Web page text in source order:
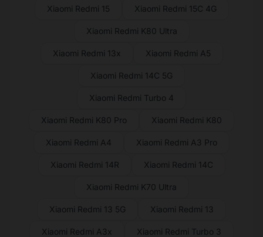
Xiaomi Redmi 15 Xiaomi Redmi 15C 4G
Xiaomi Redmi K80 Ultra
Xiaomi Redmi 13x Xiaomi Redmi A5
Xiaomi Redmi 14C 5G
Xiaomi Redmi Turbo 4
Xiaomi Redmi K80 Pro Xiaomi Redmi K80
Xiaomi Redmi A4 Xiaomi Redmi A3 Pro
Xiaomi Redmi 14R Xiaomi Redmi 14C
Xiaomi Redmi K70 Ultra
Xiaomi Redmi 13 5G Xiaomi Redmi 13
Xiaomi Redmi A3x Xiaomi Redmi Turbo 3